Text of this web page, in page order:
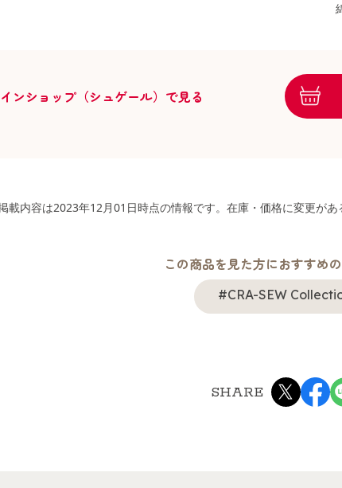
ンショップ（シュゲール）で見る
載内容は2023年12月01日時点の情報です。在庫・価格に変更があ
この商品を見た方におすすめ
#CRA-SEW
SHARE